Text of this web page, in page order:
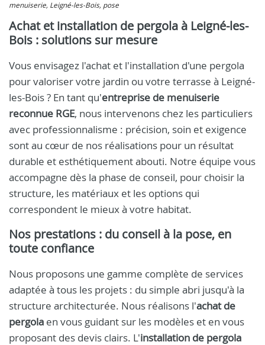
menuiserie, Leigné-les-Bois, pose
Achat et installation de pergola à Leigné-les-
Bois : solutions sur mesure
Vous envisagez l'achat et l'installation d'une pergola
pour valoriser votre jardin ou votre terrasse à Leigné-
les-Bois ? En tant qu'entreprise de menuiserie
reconnue RGE, nous intervenons chez les particuliers
avec professionnalisme : précision, soin et exigence
sont au cœur de nos réalisations pour un résultat
durable et esthétiquement abouti. Notre équipe vous
accompagne dès la phase de conseil, pour choisir la
structure, les matériaux et les options qui
correspondent le mieux à votre habitat.
Nos prestations : du conseil à la pose, en
toute confiance
Nous proposons une gamme complète de services
adaptée à tous les projets : du simple abri jusqu'à la
structure architecturée. Nous réalisons l'achat de
pergola en vous guidant sur les modèles et en vous
proposant des devis clairs. L'installation de pergola